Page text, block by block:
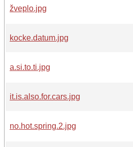
žveplo.jpg
kocke.datum.jpg
a.si.to.ti.jpg
it.is.also.for.cars.jpg
no.hot.spring.2.jpg